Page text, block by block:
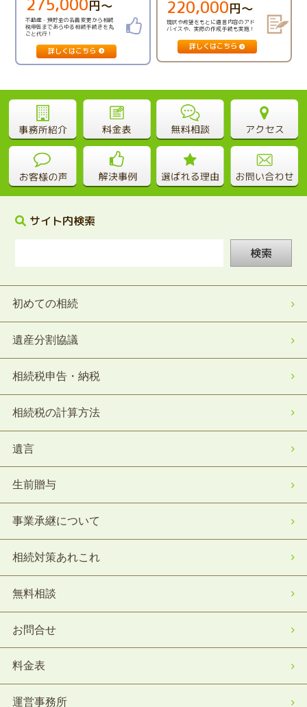
円〜
不動産・預貯金の名義変更から相続
税申告まであらゆる相続手続きを丸
ごと代行！
詳しくはこちら
220,000円〜
現状や希望をもとに遺言内容のアド
バイスや、実際の作成手続も実施！
詳しくはこちら
サイト内検索
検索
初めての相続
遺産分割協議
相続税申告・納税
相続税の計算方法
遺言
生前贈与
事業承継について
相続対策あれこれ
無料相談
お問合せ
料金表
運営事務所